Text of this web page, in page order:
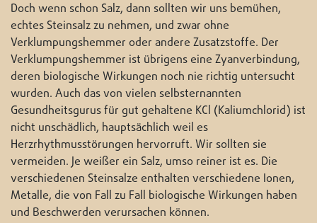
Doch wenn schon Salz, dann sollten wir uns bemühen,
echtes Steinsalz zu nehmen, und zwar ohne
Verklumpungshemmer oder andere Zusatzstoffe. Der
Verklumpungshemmer ist übrigens eine Zyanverbindung,
deren biologische Wirkungen noch nie richtig untersucht
wurden. Auch das von vielen selbsternannten
Gesundheitsgurus für gut gehaltene KCl (Kaliumchlorid) ist
nicht unschädlich, hauptsächlich weil es
Herzrhythmusstörungen hervorruft. Wir sollten sie
vermeiden. Je weißer ein Salz, umso reiner ist es. Die
verschiedenen Steinsalze enthalten verschiedene Ionen,
Metalle, die von Fall zu Fall biologische Wirkungen haben
und Beschwerden verursachen können.